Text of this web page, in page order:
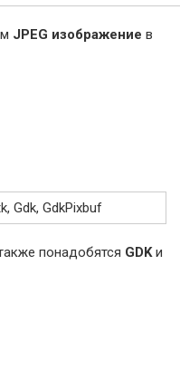
JPEG изображение в
, Gdk, GdkPixbuf
понадобятся GDKи